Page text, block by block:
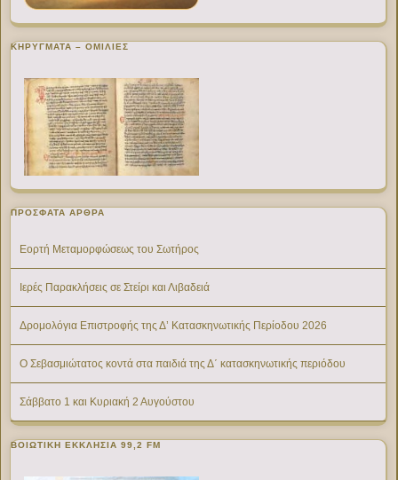
ΚΗΡΥΓΜΑΤΑ – ΟΜΙΛΙΕΣ
ΠΡΌΣΦΑΤΑ ΆΡΘΡΑ
Εορτή Μεταμορφώσεως του Σωτήρος
Ιερές Παρακλήσεις σε Στείρι και Λιβαδειά
Δρομολόγια Επιστροφής της Δ’ Κατασκηνωτικής Περίοδου 2026
Ο Σεβασμιώτατος κοντά στα παιδιά της Δ΄ κατασκηνωτικής περιόδου
Σάββατο 1 και Κυριακή 2 Αυγούστου
ΒΟΙΩΤΙΚΉ ΕΚΚΛΗΣΊΑ 99,2 FM